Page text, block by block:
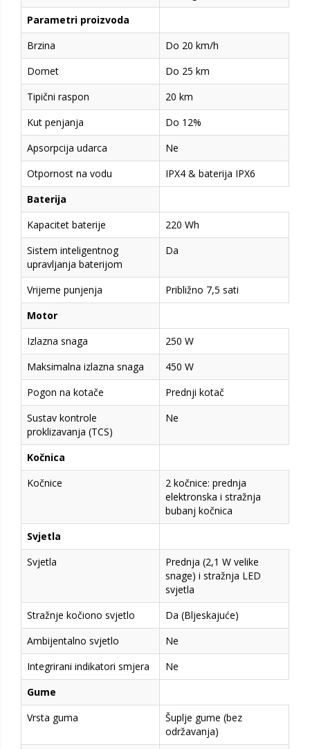
Parametri proizvoda
Brzina
Do 20 km/h
Domet
Do 25 km
Tipični raspon
20 km
Kut penjanja
Do 12%
Apsorpcija udarca
Ne
Otpornost na vodu
IPX4 & baterija IPX6
Baterija
Kapacitet baterije
220 Wh
Sistem inteligentnog
upravljanja baterijom
Da
Vrijeme punjenja
Približno 7,5 sati
Motor
Izlazna snaga
250 W
Maksimalna izlazna snaga
450 W
Pogon na kotače
Prednji kotač
Sustav kontrole
proklizavanja (TCS)
Ne
Kočnica
Kočnice
2 kočnice: prednja
elektronska i stražnja
bubanj kočnica
Svjetla
Svjetla
Prednja (2,1 W velike
snage) i stražnja LED
svjetla
Stražnje kočiono svjetlo
Da (Bljeskajuće)
Ambijentalno svjetlo
Ne
Integrirani indikatori smjera
Ne
Gume
Vrsta guma
Šuplje gume (bez
održavanja)